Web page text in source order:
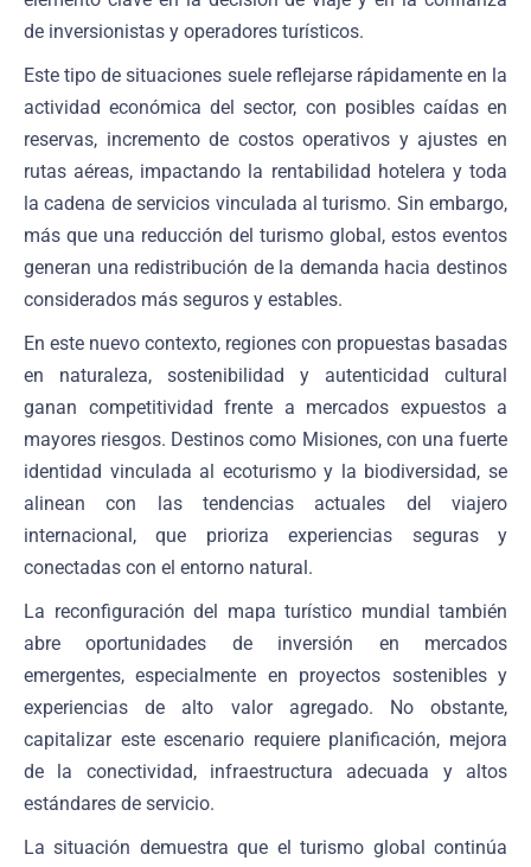
de inversionistas y operadores turísticos.
Este tipo de situaciones suele reflejarse rápidamente en la
actividad económica del sector, con posibles caídas en
reservas, incremento de costos operativos y ajustes en
rutas aéreas, impactando la rentabilidad hotelera y toda
la cadena de servicios vinculada al turismo. Sin embargo,
más que una reducción del turismo global, estos eventos
generan una redistribución de la demanda hacia destinos
considerados más seguros y estables.
En este nuevo contexto, regiones con propuestas basadas
en naturaleza, sostenibilidad y autenticidad cultural
ganan competitividad frente a mercados expuestos a
mayores riesgos. Destinos como Misiones, con una fuerte
identidad vinculada al ecoturismo y la biodiversidad, se
alinean con las tendencias actuales del viajero
internacional, que prioriza experiencias seguras y
conectadas con el entorno natural.
La reconfiguración del mapa turístico mundial también
abre oportunidades de inversión en mercados
emergentes, especialmente en proyectos sostenibles y
experiencias de alto valor agregado. No obstante,
capitalizar este escenario requiere planificación, mejora
de la conectividad, infraestructura adecuada y altos
estándares de servicio.
La situación demuestra que el turismo global continúa